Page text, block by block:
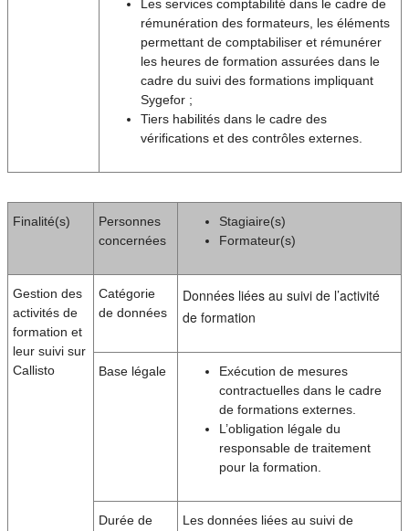
Les services comptabilité dans le cadre de
rémunération des formateurs, les éléments
permettant de comptabiliser et rémunérer
les heures de formation assurées dans le
cadre du suivi des formations impliquant
Sygefor ;
Tiers habilités dans le cadre des
vérifications et des contrôles externes.
Finalité(s)
Personnes
concernées
Stagiaire(s)
Formateur(s)
Gestion des
activités de
formation et
leur suivi sur
Callisto
Catégorie
de données
Données liées au suivi de l’activité
de formation
Base légale
Exécution de mesures
contractuelles dans le cadre
de formations externes.
L’obligation légale du
responsable de traitement
pour la formation.
Durée de
Les données liées au suivi de